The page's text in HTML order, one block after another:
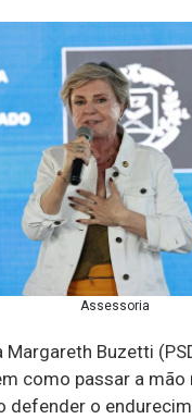
Assessoria
Margareth Buzetti
como passar a mão
defender o